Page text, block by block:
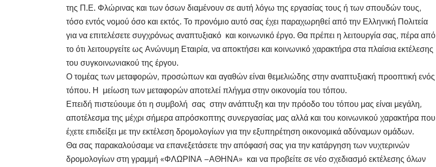
της Π.Ε. Φλώρινας και των όσων διαμένουν σε αυτή λόγω της εργασίας τους ή των σπουδών τους,
τόσο εντός νομού όσο και εκτός. Το προνόμιο αυτό σας έχει παραχωρηθεί από την Ελληνική Πολιτεία
για να επιτελέσετε συγχρόνως αναπτυξιακό και κοινωνικό έργο. Θα πρέπει η λειτουργία σας, πέρα από
το ότι λειτουργείτε ως Ανώνυμη Εταιρία, να αποκτήσει και κοινωνικό χαρακτήρα στα πλαίσια εκτέλεσης
του συγκοινωνιακού της έργου.
Ο τομέας των μεταφορών, προσώπων και αγαθών είναι θεμελιώδης στην αναπτυξιακή προοπτική ενός
τόπου. Η μείωση των μεταφορών αποτελεί πλήγμα στην οικονομία του τόπου.
Επειδή πιστεύουμε ότι η συμβολή σας στην ανάπτυξη και την πρόοδο του τόπου μας είναι μεγάλη,
αποτέλεσμα της μέχρι σήμερα απρόσκοπτης συνεργασίας μας αλλά και του κοινωνικού χαρακτήρα που
έχετε επιδείξει με την εκτέλεση δρομολογίων για την εξυπηρέτηση οικονομικά αδύναμων ομάδων.
Θα σας παρακαλούσαμε να επανεξετάσετε την απόφασή σας για την κατάργηση των νυχτερινών
δρομολογίων στη γραμμή «ΦΛΩΡΙΝΑ –ΑΘΗΝΑ» και να προβείτε σε νέο σχεδιασμό εκτέλεσης όλων